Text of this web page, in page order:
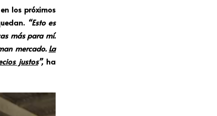
los próximos
“Esto es
más para mí.
mercado.La
justos”,ha